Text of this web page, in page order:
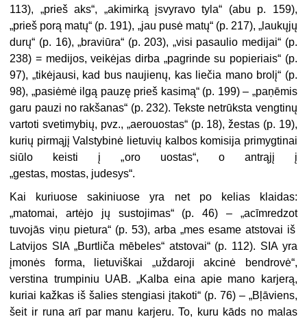
113), „priešaks“, „akimirką įsvyravo tyla“ (abu p. 159),
„prieš porą matų“ (p. 191), „jau pusė matų“ (p. 217), „laukųjų
durų“ (p. 16), „braviūra“ (p. 203), „visi pasaulio medijai“ (p.
238) = medijos, veikėjas dirba „pagrindesu popieriais“ (p.
97), „tikėjausi, kad bus naujienų, kas liečia mano brolį“ (p.
98), „pasiėmė ilgą pauzęprieš kasimą“ (p. 199) – „paņēmis
garu pauzi no rakšanas“ (p. 232). Tekste netrūksta vengtinų
vartoti svetimybių, pvz., „aerouostas“ (p. 18), žestas (p. 19),
kurių pirmąjį Valstybinė lietuvių kalbos komisija primygtinai
siūlo keisti į „oro uostas“, o antrąjį į
„gestas, mostas, judesys“.
Kai kuriuose sakiniuose yra net po kelias klaidas:
„matomai, artėjo jų sustojimas“ (p. 46) – „acīmredzot
tuvojās viņu pietura“ (p. 53), arba „mes esameatstovai iš
Latvijos SIA„Burtliča mēbeles“ atstovai“ (p. 112). SIA yra
įmonės forma, lietuviškai „uždaroji akcinė bendrovė“,
verstina trumpiniu UAB. „Kalba eina apie mano karjerą,
kuriai kažkas iš šalies stengiasi įtakoti“(p. 76) – „Bļāviens,
šeit ir runa arī par manu karjeru. To, kuru kāds no malas